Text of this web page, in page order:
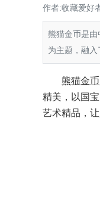
作者:收藏爱好
熊猫金币是
为主题，融入
熊猫金币
精美，以国
艺术精品，